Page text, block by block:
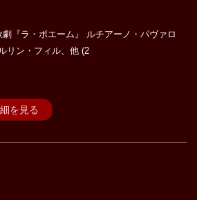
『ラ・ボエーム』 ルチアーノ・パヴァロ
リン・フィル、他 (2
を見る